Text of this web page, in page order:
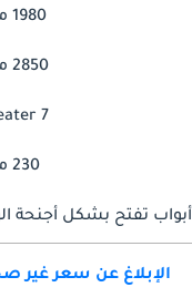
1980 مم
2850 مم
7 Seater
230 مم
أبواب تفتح بشكل أجنحة
الإبلاغ عن سعر غير